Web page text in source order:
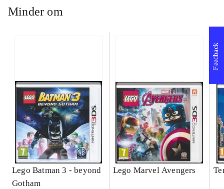
Minder om
Lego Batman 3 - beyond
Gotham
Lego Marvel Avengers
Feedback